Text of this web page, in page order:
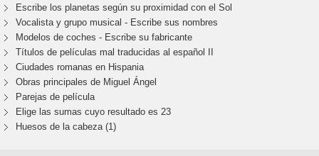
Escribe los planetas según su proximidad con el Sol
Vocalista y grupo musical - Escribe sus nombres
Modelos de coches - Escribe su fabricante
Títulos de películas mal traducidas al español II
Ciudades romanas en Hispania
Obras principales de Miguel Ángel
Parejas de película
Elige las sumas cuyo resultado es 23
Huesos de la cabeza (1)